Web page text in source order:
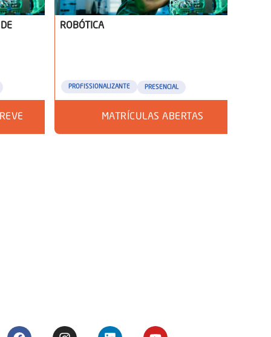
ROBÓTICA
PRESENCIAL
PROFISSIONALIZANTE
MATRÍCULAS ABERTAS